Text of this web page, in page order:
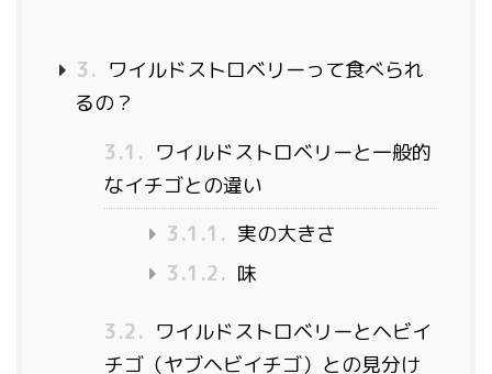
3. ワイルドストロベリーって食べられ
るの？
3.1. ワイルドストロベリーと一般的
なイチゴとの違い
3.1.1. 実の大きさ
3.1.2. 味
3.2. ワイルドストロベリーとヘビイ
チゴ（ヤブヘビイチゴ）との見分け